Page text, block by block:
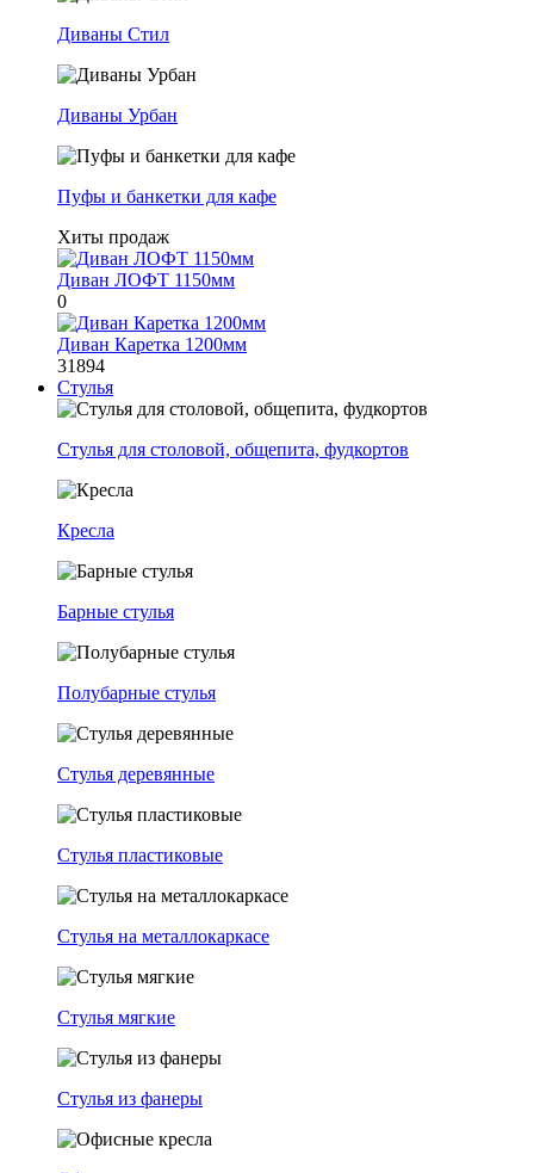
Диваны Стил
Диваны Урбан
Пуфы и банкетки для кафе
Хиты продаж
Диван ЛОФТ 1150мм
0
Диван Каретка 1200мм
31894
Стулья
Стулья для столовой, общепита, фудкортов
Кресла
Барные стулья
Полубарные стулья
Стулья деревянные
Стулья пластиковые
Стулья на металлокаркасе
Стулья мягкие
Стулья из фанеры